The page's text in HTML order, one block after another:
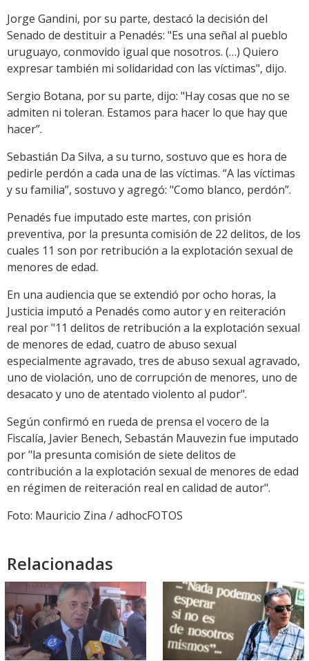
Jorge Gandini, por su parte, destacó la decisión del
Senado de destituir a Penadés: "Es una señal al pueblo
uruguayo, conmovido igual que nosotros. (…) Quiero
expresar también mi solidaridad con las víctimas", dijo.
Sergio Botana, por su parte, dijo: "Hay cosas que no se
admiten ni toleran. Estamos para hacer lo que hay que
hacer”.
Sebastián Da Silva, a su turno, sostuvo que es hora de
pedirle perdón a cada una de las víctimas. “A las víctimas
y su familia”, sostuvo y agregó: "Como blanco, perdón”.
Penadés fue imputado este martes, con prisión
preventiva, por la presunta comisión de 22 delitos, de los
cuales 11 son por retribución a la explotación sexual de
menores de edad.
En una audiencia que se extendió por ocho horas, la
Justicia imputó a Penadés como autor y en reiteración
real por "11 delitos de retribución a la explotación sexual
de menores de edad, cuatro de abuso sexual
especialmente agravado, tres de abuso sexual agravado,
uno de violación, uno de corrupción de menores, uno de
desacato y uno de atentado violento al pudor".
Según confirmó en rueda de prensa el vocero de la
Fiscalía, Javier Benech, Sebastán Mauvezin fue imputado
por "la presunta comisión de siete delitos de
contribución a la explotación sexual de menores de edad
en régimen de reiteración real en calidad de autor".
Foto: Mauricio Zina / adhocFOTOS
Relacionadas